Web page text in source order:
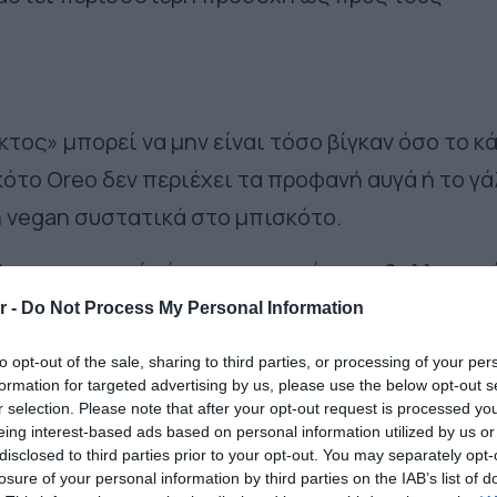
- Do Not Process My Personal Information
opt-out of the sale, sharing to third parties, or processing of your
for targeted advertising by us, please use the below opt-out
selection. Please note that after your opt-out request is processed
interest-based ads based on personal information utilized by us
to third parties prior to your opt-out. You may separately
of your personal information by third parties on the IAB’s list of
μπορεί να μην είναι τόσο βίγκαν όσο το
Oreo δεν περιέχει τα προφανή αυγά ή το
vegan συστατικά στο μπισκότο.
— το οποίο έχει σημαντικές
παράγεται φοινικέλαιο, χιλιάδες στρέμματα
εξαλείφοντας έτσι πολλά είδη ζώων.
περιέχουν επίσης αρκετές χρωστικές
άμεσοι όσο και οι έμμεσοι δεσμοί με την
πολλούς vegans να απομακρύνονται από τα